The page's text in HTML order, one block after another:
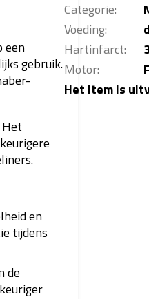
een
gebruik.
en
tijdens
de
Categorie:
Voeding:
Hartinfarct:
Motor:
Het item is